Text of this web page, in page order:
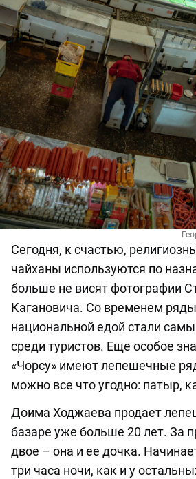
Сегодня, к счастью,
чайханы используются по
больше не висят фотографии
Кагановича. Со временем
национальной едой стали
среди туристов. Еще особое
«Чорсу» имеют лепешечные
можно все что угодно: патыр,
Доима Ходжаева продает
базаре уже больше 20 лет. За
двое – она и ее дочка.
три часа ночи, как и у